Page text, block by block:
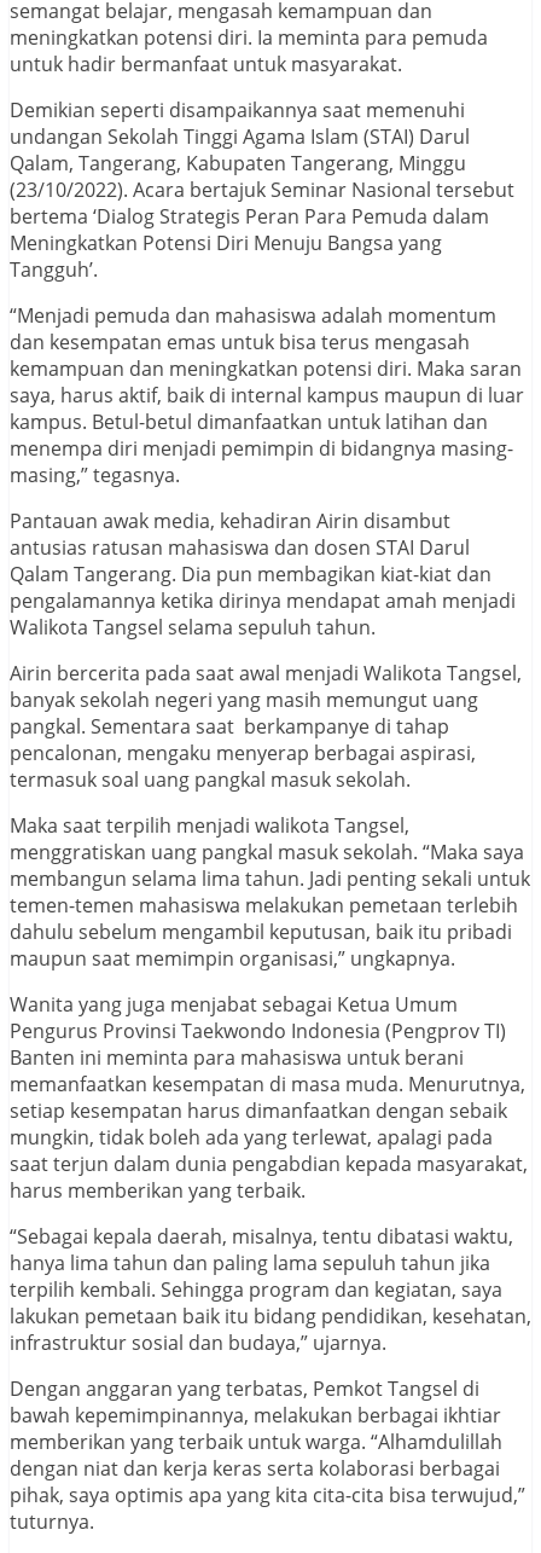
semangat belajar, mengasah kemampuan dan
meningkatkan potensi diri. Ia meminta para pemuda
untuk hadir bermanfaat untuk masyarakat.
Demikian seperti disampaikannya saat memenuhi
undangan Sekolah Tinggi Agama Islam (STAI) Darul
Qalam, Tangerang, Kabupaten Tangerang, Minggu
(23/10/2022). Acara bertajuk Seminar Nasional tersebut
bertema ‘Dialog Strategis Peran Para Pemuda dalam
Meningkatkan Potensi Diri Menuju Bangsa yang
Tangguh’.
“Menjadi pemuda dan mahasiswa adalah momentum
dan kesempatan emas untuk bisa terus mengasah
kemampuan dan meningkatkan potensi diri. Maka saran
saya, harus aktif, baik di internal kampus maupun di luar
kampus. Betul-betul dimanfaatkan untuk latihan dan
menempa diri menjadi pemimpin di bidangnya masing-
masing,” tegasnya.
Pantauan awak media, kehadiran Airin disambut
antusias ratusan mahasiswa dan dosen STAI Darul
Qalam Tangerang. Dia pun membagikan kiat-kiat dan
pengalamannya ketika dirinya mendapat amah menjadi
Walikota Tangsel selama sepuluh tahun.
Airin bercerita pada saat awal menjadi Walikota Tangsel,
banyak sekolah negeri yang masih memungut uang
pangkal. Sementara saat berkampanye di tahap
pencalonan, mengaku menyerap berbagai aspirasi,
termasuk soal uang pangkal masuk sekolah.
Maka saat terpilih menjadi walikota Tangsel,
menggratiskan uang pangkal masuk sekolah. “Maka saya
membangun selama lima tahun. Jadi penting sekali untuk
temen-temen mahasiswa melakukan pemetaan terlebih
dahulu sebelum mengambil keputusan, baik itu pribadi
maupun saat memimpin organisasi,” ungkapnya.
Wanita yang juga menjabat sebagai Ketua Umum
Pengurus Provinsi Taekwondo Indonesia (Pengprov TI)
Banten ini meminta para mahasiswa untuk berani
memanfaatkan kesempatan di masa muda. Menurutnya,
setiap kesempatan harus dimanfaatkan dengan sebaik
mungkin, tidak boleh ada yang terlewat, apalagi pada
saat terjun dalam dunia pengabdian kepada masyarakat,
harus memberikan yang terbaik.
“Sebagai kepala daerah, misalnya, tentu dibatasi waktu,
hanya lima tahun dan paling lama sepuluh tahun jika
terpilih kembali. Sehingga program dan kegiatan, saya
lakukan pemetaan baik itu bidang pendidikan, kesehatan,
infrastruktur sosial dan budaya,” ujarnya.
Dengan anggaran yang terbatas, Pemkot Tangsel di
bawah kepemimpinannya, melakukan berbagai ikhtiar
memberikan yang terbaik untuk warga. “Alhamdulillah
dengan niat dan kerja keras serta kolaborasi berbagai
pihak, saya optimis apa yang kita cita-cita bisa terwujud,”
tuturnya.